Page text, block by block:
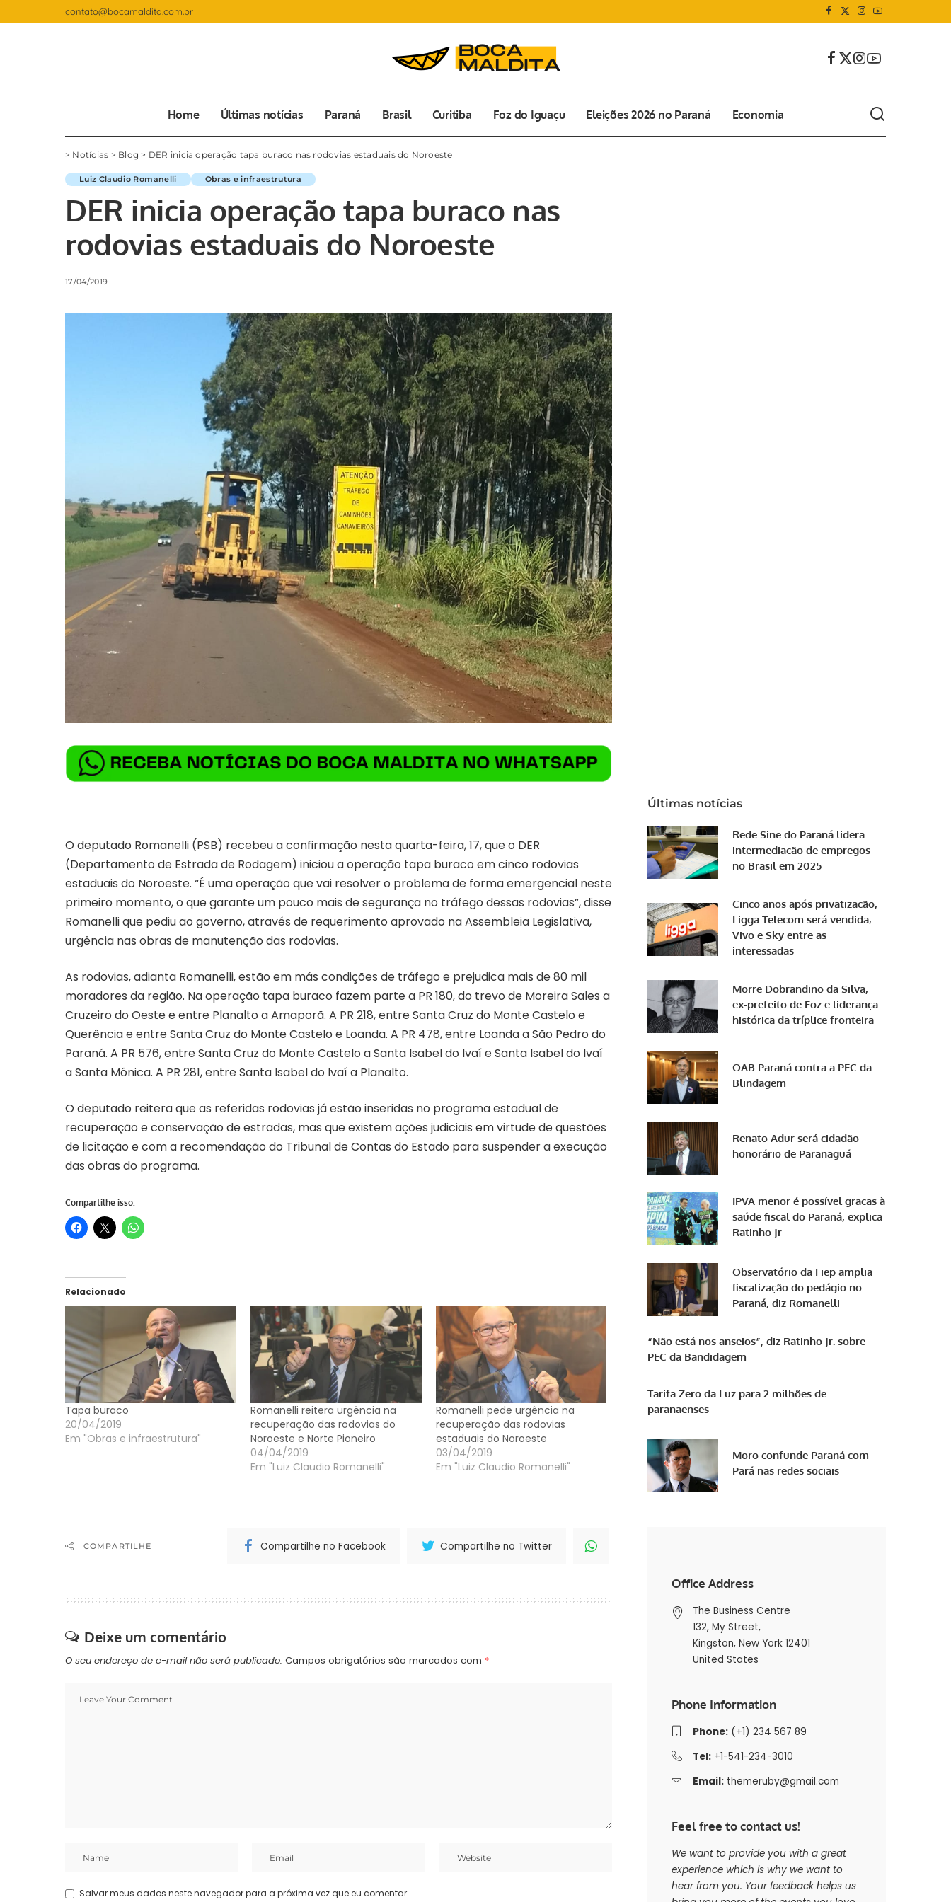
contato@bocamaldita.com.br
Home Últimas notícias Paraná Brasil Curitiba Foz do Iguaçu Eleições 2026 no Paraná Economia
> Notícias > Blog > DER inicia operação tapa buraco nas rodovias estaduais do Noroeste
Luiz Claudio Romanelli Obras e infraestrutura
DER inicia operação tapa buraco nas
rodovias estaduais do Noroeste
17/04/2019
O deputado Romanelli (PSB) recebeu a confirmação nesta quarta-feira, 17, que o DER
(Departamento de Estrada de Rodagem) iniciou a operação tapa buraco em cinco rodovias
estaduais do Noroeste. “É uma operação que vai resolver o problema de forma emergencial neste
primeiro momento, o que garante um pouco mais de segurança no tráfego dessas rodovias”, disse
Romanelli que pediu ao governo, através de requerimento aprovado na Assembleia Legislativa,
urgência nas obras de manutenção das rodovias.
As rodovias, adianta Romanelli, estão em más condições de tráfego e prejudica mais de 80 mil
moradores da região. Na operação tapa buraco fazem parte a PR 180, do trevo de Moreira Sales a
Cruzeiro do Oeste e entre Planalto a Amaporã. A PR 218, entre Santa Cruz do Monte Castelo e
Querência e entre Santa Cruz do Monte Castelo e Loanda. A PR 478, entre Loanda a São Pedro do
Paraná. A PR 576, entre Santa Cruz do Monte Castelo a Santa Isabel do Ivaí e Santa Isabel do Ivaí
a Santa Mônica. A PR 281, entre Santa Isabel do Ivaí a Planalto.
O deputado reitera que as referidas rodovias já estão inseridas no programa estadual de
recuperação e conservação de estradas, mas que existem ações judiciais em virtude de questões
de licitação e com a recomendação do Tribunal de Contas do Estado para suspender a execução
das obras do programa.
Compartilhe isso:
Relacionado
Tapa buraco
20/04/2019
Em "Obras e infraestrutura"
Romanelli reitera urgência na
recuperação das rodovias do
Noroeste e Norte Pioneiro
04/04/2019
Em "Luiz Claudio Romanelli"
Romanelli pede urgência na
recuperação das rodovias
estaduais do Noroeste
03/04/2019
Em "Luiz Claudio Romanelli"
COMPARTILHE Compartilhe no Facebook Compartilhe no Twitter
Deixe um comentário
O seu endereço de e-mail não será publicado. Campos obrigatórios são marcados com *
Salvar meus dados neste navegador para a próxima vez que eu comentar.
Últimas notícias
Rede Sine do Paraná lidera
intermediação de empregos
no Brasil em 2025
Cinco anos após privatização,
Ligga Telecom será vendida;
Vivo e Sky entre as
interessadas
Morre Dobrandino da Silva,
ex-prefeito de Foz e liderança
histórica da tríplice fronteira
OAB Paraná contra a PEC da
Blindagem
Renato Adur será cidadão
honorário de Paranaguá
IPVA menor é possível graças à
saúde fiscal do Paraná, explica
Ratinho Jr
Observatório da Fiep amplia
fiscalização do pedágio no
Paraná, diz Romanelli
“Não está nos anseios”, diz Ratinho Jr. sobre
PEC da Bandidagem
Tarifa Zero da Luz para 2 milhões de
paranaenses
Moro confunde Paraná com
Pará nas redes sociais
Office Address
The Business Centre
132, My Street,
Kingston, New York 12401
United States
Phone Information
Phone:(+1) 234 567 89
Tel:+1-541-234-3010
Email: themeruby@gmail.com
Feel free to contact us!
We want to provide you with a great
experience which is why we want to
hear from you. Your feedback helps us